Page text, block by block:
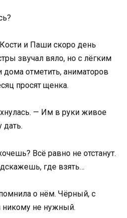
и Паши скоро день
звучал вяло, но с лёгким
отметить, аниматоров
просят щенка.
— Им в руки живое
дать.
Всё равно не отстанут.
где взять…
о нём. Чёрный, с
никому не нужный.